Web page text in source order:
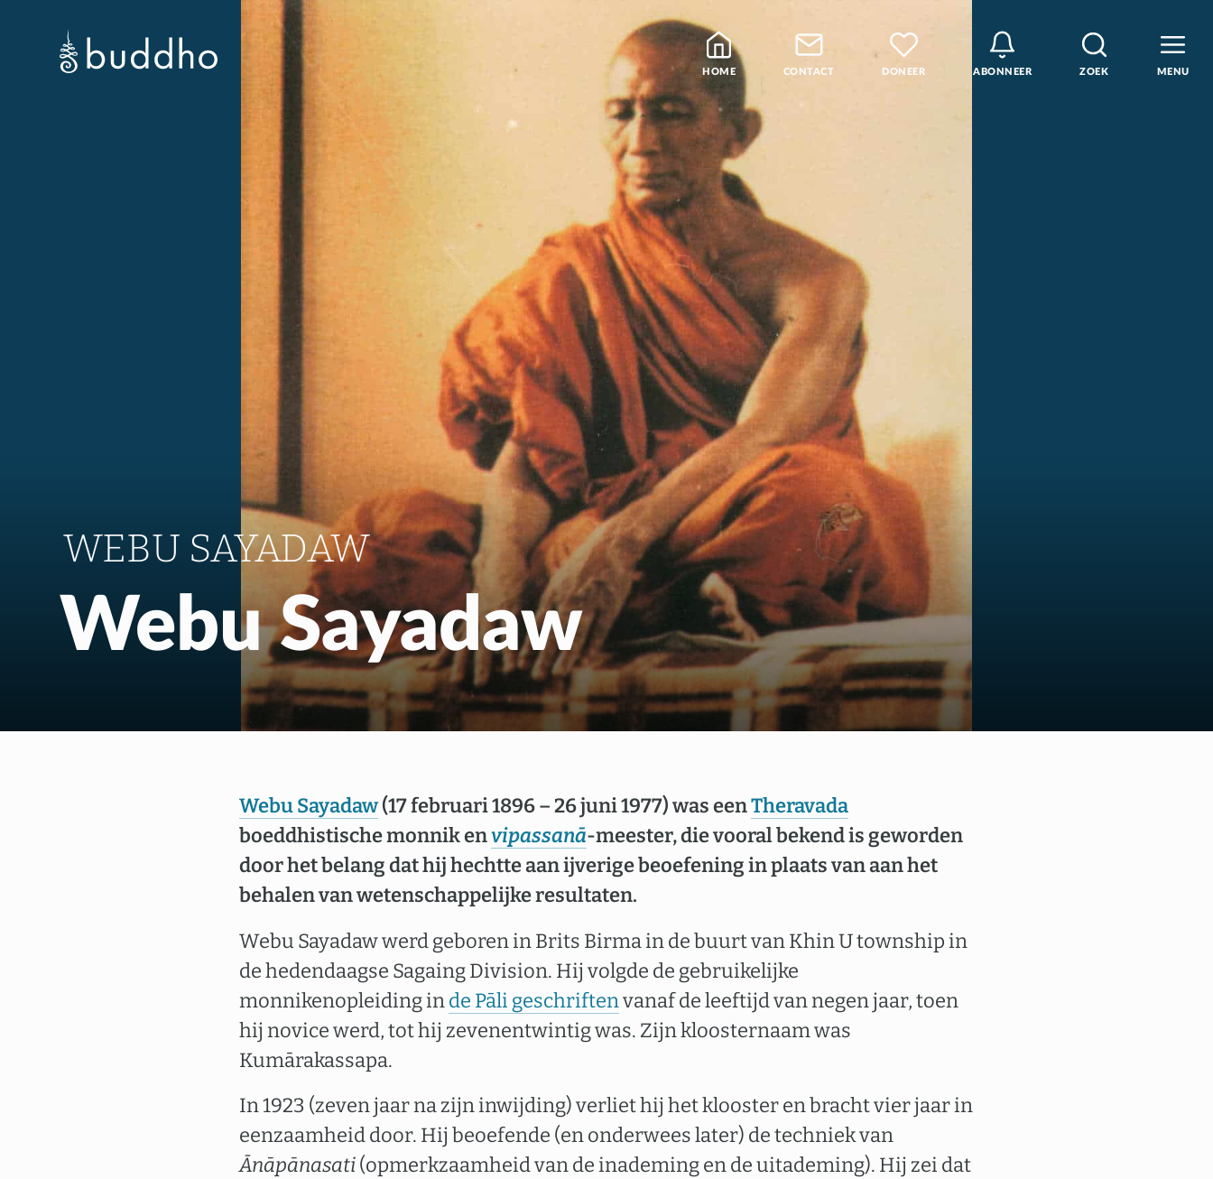
MENU
ZOEK
ABONNEER
DONEER
CONTACT
HOME
Leraren
Podcast en Praatjes
Samatha Meditatie
De Vier Edele Waarheden
Theravada Bibliotheek
Gratis Meditatiecursus
EN NL
WEBU SAYADAW
Webu Sayadaw
Webu Sayadaw(17 februari 1896 – 26 juni 1977) was eenTheravada
boeddhistische monnik envipassanā-meester, die vooral bekend is geworden
door het belang dat hij hechtte aan ijverige beoefening in plaats van aan het
behalen van wetenschappelijke resultaten.
Webu Sayadaw werd geboren in Brits Birma in de buurt van Khin U township in
de hedendaagse Sagaing Division. Hij volgde de gebruikelijke
monnikenopleiding inde Pāli geschriftenvanaf de leeftijd van negen jaar, toen
hij novice werd, tot hij zevenentwintig was. Zijn kloosternaam was
Kumārakassapa.
In 1923 (zeven jaar na zijn inwijding) verliet hij het klooster en bracht vier jaar in
eenzaamheid door. Hij beoefende (en onderwees later) de techniek van
Ānāpānasati(opmerkzaamheid van de inademing en de uitademing). Hij zei dat